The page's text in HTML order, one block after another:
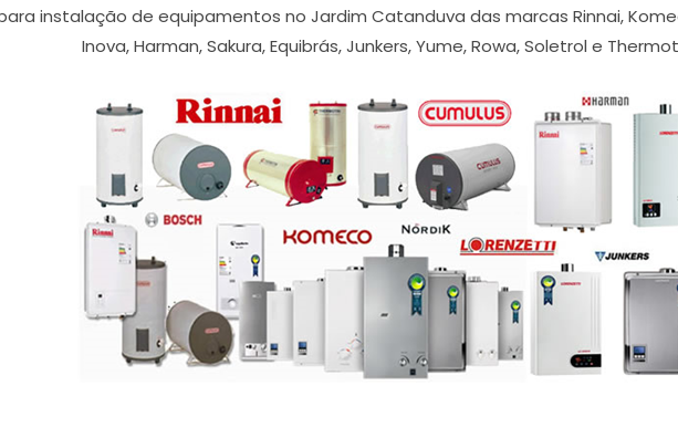
instalação de equipamentos no Jardim Catanduva das marcas Rinnai,
Inova, Harman, Sakura, Equibrás, Junkers, Yume, Rowa, Soletrol e